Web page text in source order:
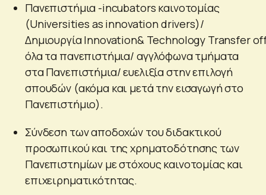
Πανεπιστήμια -incubators καινοτομίας
(Universities as innovation drivers)/
Δημιουργία Innovation& Technology Transfer
όλα τα πανεπιστήμια/ αγγλόφωνα τμήματα
στα Πανεπιστήμια/ ευελιξία στην επιλογή
σπουδών (ακόμα και μετά την εισαγωγή στο
Πανεπιστήμιο).
Σύνδεση των αποδοχών του διδακτικού
προσωπικού και της χρηματοδότησης των
Πανεπιστημίων με στόχους καινοτομίας και
επιχειρηματικότητας.